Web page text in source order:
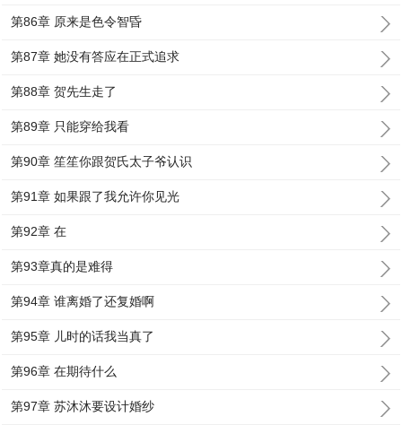
第86章 原来是色令智昏
第87章 她没有答应在正式追求
第88章 贺先生走了
第89章 只能穿给我看
第90章 笙笙你跟贺氏太子爷认识
第91章 如果跟了我允许你见光
第92章 在
第93章真的是难得
第94章 谁离婚了还复婚啊
第95章 儿时的话我当真了
第96章 在期待什么
第97章 苏沐沐要设计婚纱